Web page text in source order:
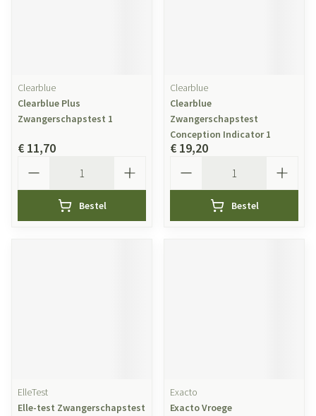
Clearblue
Clearblue Plus
Zwangerschapstest 1
€ 11,70
Bestel
Clearblue
Clearblue
Zwangerschapstest
Conception Indicator 1
€ 19,20
Bestel
ElleTest
Elle-test Zwangerschapstest
Exacto
Exacto Vroege